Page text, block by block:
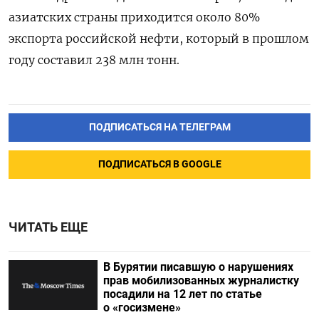
азиатских страны приходится около 80%
экспорта российской нефти, который в прошлом
году составил 238 млн тонн.
ПОДПИСАТЬСЯ НА ТЕЛЕГРАМ
ПОДПИСАТЬСЯ В GOOGLE
ЧИТАТЬ ЕЩЕ
В Бурятии писавшую о нарушениях
прав мобилизованных журналистку
посадили на 12 лет по статье
о «госизмене»